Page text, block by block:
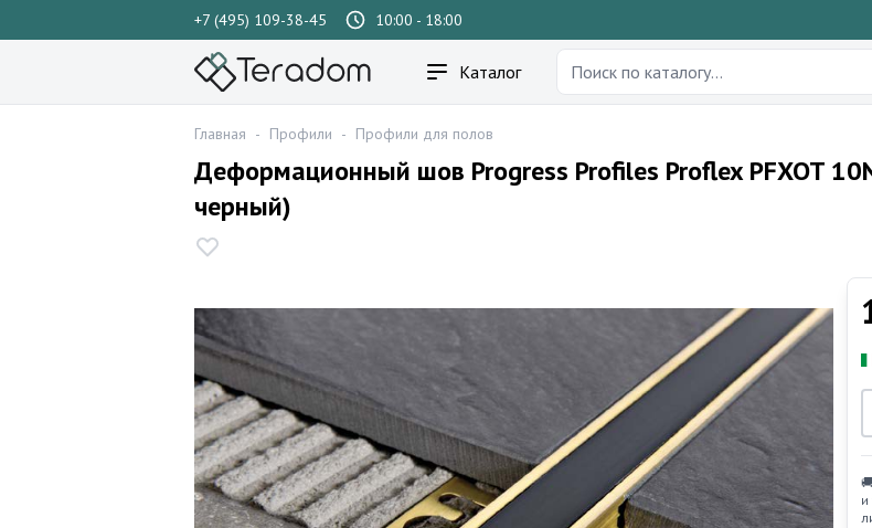
+7 (495) 109-38-45 10:00 - 18:00
Каталог
Главная - Профили - Профили для полов
Деформационный шов Progress Profiles Proflex PFXOT
черный)
и